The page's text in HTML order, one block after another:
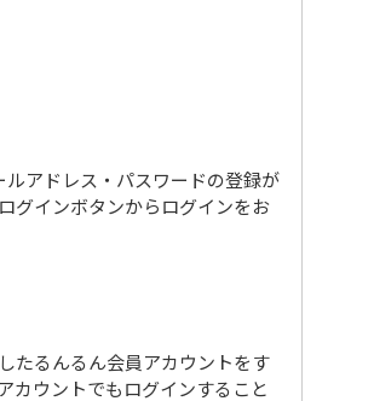
アドレス・パスワードの登録が
グインボタンからログインをお
たるんるん会員アカウントをす
カウントでもログインすること